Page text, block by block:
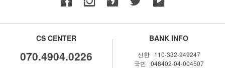
CS CENTER
070.4904.0226
BANK INFO
신한 110-332-949247
국민 048402-04-004507